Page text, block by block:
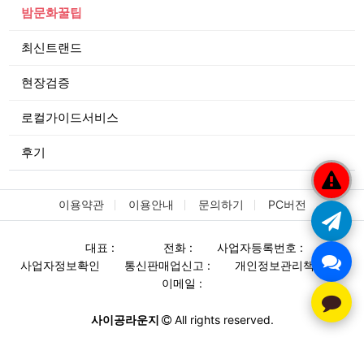
밤문화꿀팁
최신트랜드
현장검증
로컬가이드서비스
후기
이용약관 이용안내 문의하기 PC버전
대표 : 전화 :
사업자등록번호 :
사업자정보확인
통신판매업신고 :
개인정보관리책임자 :
이메일 :
사이공라운지 All rights reserved.